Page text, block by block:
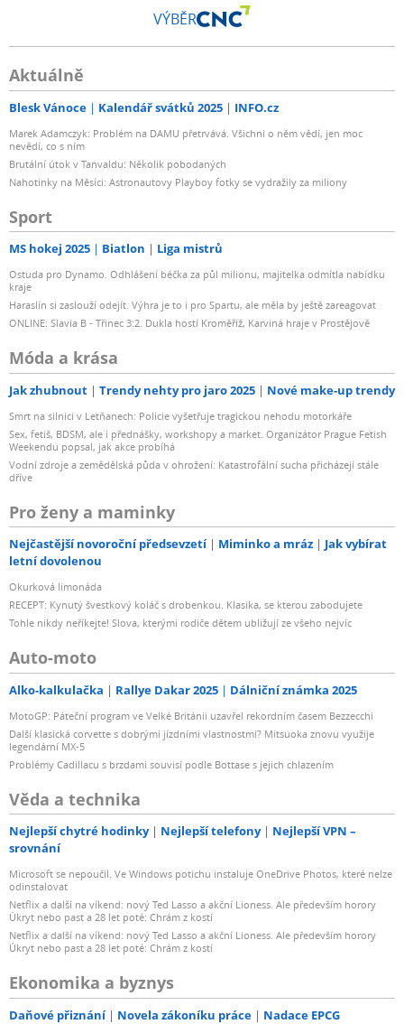
VÝBĚR
Aktuálně
Blesk Vánoce Kalendář svátků 2025 INFO.cz
Marek Adamczyk: Problém na DAMU přetrvává. Všichni o něm vědí, jen moc
nevědí, co s ním
Brutální útok v Tanvaldu: Několik pobodaných
Nahotinky na Měsíci: Astronautovy Playboy fotky se vydražily za miliony
Sport
MS hokej 2025 Biatlon Liga mistrů
Ostuda pro Dynamo. Odhlášení béčka za půl milionu, majitelka odmítla nabídku
kraje
Haraslín si zaslouží odejít. Výhra je to i pro Spartu, ale měla by ještě zareagovat
ONLINE: Slavia B - Třinec 3:2. Dukla hostí Kroměříž, Karviná hraje v Prostějově
Móda a krása
Jak zhubnout Trendy nehty pro jaro 2025 Nové make-up trendy
Smrt na silnici v Letňanech: Policie vyšetřuje tragickou nehodu motorkáře
Sex, fetiš, BDSM, ale i přednášky, workshopy a market. Organizátor Prague Fetish
Weekendu popsal, jak akce probíhá
Vodní zdroje a zemědělská půda v ohrožení: Katastrofální sucha přicházejí stále
dříve
Pro ženy a maminky
Nejčastější novoroční předsevzetí Miminko a mráz
Jak vybírat
letní dovolenou
Okurková limonáda
RECEPT: Kynutý švestkový koláč s drobenkou. Klasika, se kterou zabodujete
Tohle nikdy neříkejte! Slova, kterými rodiče dětem ubližují ze všeho nejvíc
Auto-moto
Alko-kalkulačka Rallye Dakar 2025 Dálniční známka 2025
MotoGP: Páteční program ve Velké Británii uzavřel rekordním časem Bezzecchi
Další klasická corvette s dobrými jízdními vlastnostmi? Mitsuoka znovu využije
legendární MX-5
Problémy Cadillacu s brzdami souvisí podle Bottase s jejich chlazením
Věda a technika
Nejlepší chytré hodinky Nejlepší telefony
Nejlepší VPN –
srovnání
Microsoft se nepoučil. Ve Windows potichu instaluje OneDrive Photos, které nelze
odinstalovat
Netflix a další na víkend: nový Ted Lasso a akční Lioness. Ale především horory
Úkryt nebo past a 28 let poté: Chrám z kostí
Netflix a další na víkend: nový Ted Lasso a akční Lioness. Ale především horory
Úkryt nebo past a 28 let poté: Chrám z kostí
Ekonomika a byznys
Daňové přiznání Novela zákoníku práce Nadace EPCG